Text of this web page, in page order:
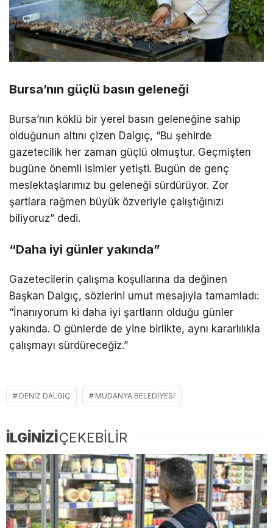
Bursa’nın güçlü basın geleneği
Bursa’nın köklü bir yerel basın geleneğine sahip
olduğunun altını çizen Dalgıç, “Bu şehirde
gazetecilik her zaman güçlü olmuştur. Geçmişten
bugüne önemli isimler yetişti. Bugün de genç
meslektaşlarımız bu geleneği sürdürüyor. Zor
şartlara rağmen büyük özveriyle çalıştığınızı
biliyoruz” dedi.
“Daha iyi günler yakında”
Gazetecilerin çalışma koşullarına da değinen
Başkan Dalgıç, sözlerini umut mesajıyla tamamladı:
“İnanıyorum ki daha iyi şartların olduğu günler
yakında. O günlerde de yine birlikte, aynı kararlılıkla
çalışmayı sürdüreceğiz.”
DENIZ DALGIÇ MUDANYA BELEDIYESI
İLGİNİZİÇEKEBİLİR